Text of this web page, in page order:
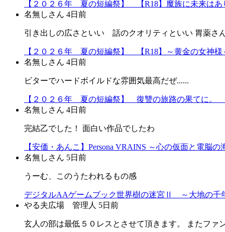
【２０２６年 夏の短編祭】 【R18】魔族に未来は
名無しさん 4日前
引き出しの広さといい 話のクオリティといい 胃薬さ
【２０２６年 夏の短編祭】 【R18】～黄金の女神
名無しさん 4日前
ビターでハードボイルドな雰囲気最高だぜ......
【２０２６年 夏の短編祭】 復讐の旅路の果てに。
名無しさん 4日前
完結乙でした！ 面白い作品でしたわ
【安価・あんこ】Persona VRAINS ～心の仮面と電脳
名無しさん 5日前
うーむ、このうたわれるもの感
デジタルAAゲームブック世界樹の迷宮Ⅱ ～大地の
やる夫広場 管理人 5日前
玄人の部は最低５０レスとさせて頂きます。 またファ